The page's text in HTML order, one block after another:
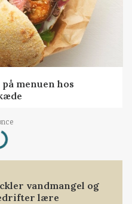
menuen hos
vandmangel og
lære